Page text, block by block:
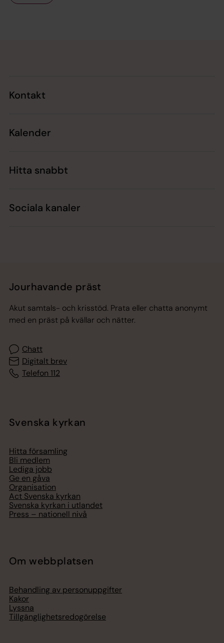
Kontakt
Kalender
Hitta snabbt
Sociala kanaler
Jourhavande präst
Akut samtals- och krisstöd. Prata eller chatta anonymt
med en präst på kvällar och nätter.
Chatt
Digitalt brev
Telefon 112
Svenska kyrkan
Hitta församling
Bli medlem
Lediga jobb
Ge en gåva
Organisation
Act Svenska kyrkan
Svenska kyrkan i utlandet
Press – nationell nivå
Om webbplatsen
Behandling av personuppgifter
Kakor
Lyssna
Tillgänglighetsredogörelse